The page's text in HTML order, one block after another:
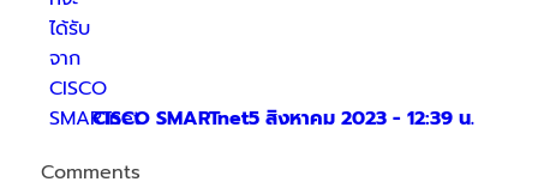
CISCO SMARTnet5 สิงหาคม 2023 - 12:39 น.
Comments